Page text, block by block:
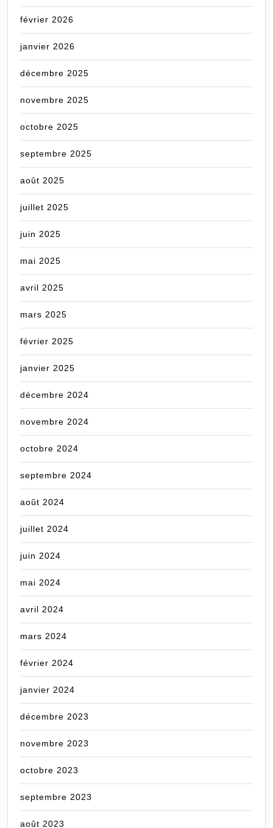
février 2026
janvier 2026
décembre 2025
novembre 2025
octobre 2025
septembre 2025
août 2025
juillet 2025
juin 2025
mai 2025
avril 2025
mars 2025
février 2025
janvier 2025
décembre 2024
novembre 2024
octobre 2024
septembre 2024
août 2024
juillet 2024
juin 2024
mai 2024
avril 2024
mars 2024
février 2024
janvier 2024
décembre 2023
novembre 2023
octobre 2023
septembre 2023
août 2023